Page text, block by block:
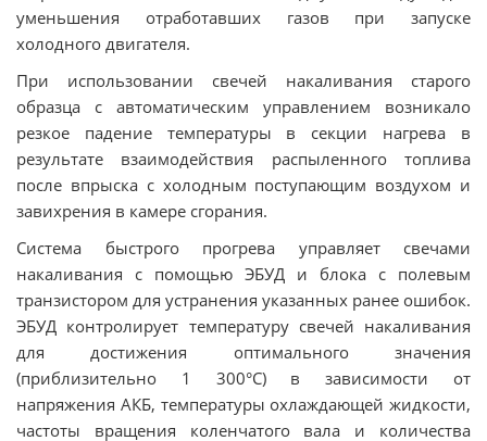
уменьшения отработавших газов при запуске
холодного двигателя.
При использовании свечей накаливания старого
образца с автоматическим управлением возникало
резкое падение температуры в секции нагрева в
результате взаимодействия распыленного топлива
после впрыска с холодным поступающим воздухом и
завихрения в камере сгорания.
Система быстрого прогрева управляет свечами
накаливания с помощью ЭБУД и блока с полевым
транзистором для устранения указанных ранее ошибок.
ЭБУД контролирует температуру свечей накаливания
для достижения оптимального значения
(приблизительно 1 300°C) в зависимости от
напряжения АКБ, температуры охлаждающей жидкости,
частоты вращения коленчатого вала и количества